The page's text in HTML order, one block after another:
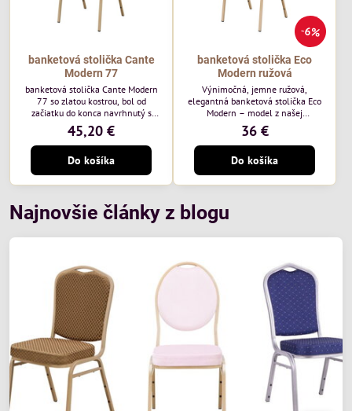
banketová stolička Cante
Modern 77
banketová stolička Cante Modern
77 so zlatou kostrou, bol od
začiatku do konca navrhnutý s
ohľadom na elegantné a
sofistikované priestory pre
pohostinstvá. Má zlatý rám a
čalúnenie Moss 07 od poľskej
značky Davis – béžová farba s
mäkkým povrchom je ideálna do
kombinuje klasický dizajn s
modernou funkčnosťou. Je odolná,
45,20 €
Do košíka
6%
banketová stolička Eco
Modern ružová
Výnimočná, jemne ružová,
elegantná banketová stolička Eco
Modern – model z našej
ekonomicky výhodnej rady. Táto
nová verzia je ešte lepšie
prispôsobená potrebám moderných
pohostinských priestorov, ako sú
hotely a reštaurácie. Medzi jej
charakteristické znaky patrí
gramážou 210 g/m2, odolný
oceľový rám, stohovateľný až 19
36 €
Do košíka
Najnovšie články z blogu